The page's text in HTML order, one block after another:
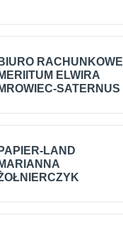
BIURO RACHUNKOWE
MERIITUM ELWIRA
MROWIEC-SATERNUS
PAPIER-LAND
MARIANNA